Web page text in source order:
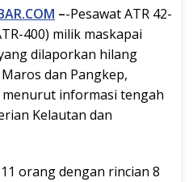
–-Pesawat ATR 42-
400) milik maskapai
dilaporkan hilang
dan Pangkep,
menurut informasi tengah
Kelautan dan
orang dengan rincian 8